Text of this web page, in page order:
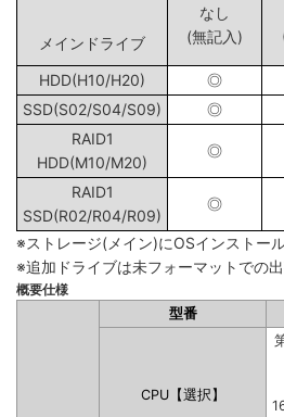
メインドライブ
なし
(無記入)
HDD(H10/H20) ◎
SSD(S02/S04/S09)
◎
RAID1
HDD(M10/M20)
◎
RAID1
SSD(R02/R04/R09)
◎
※ストレージ(メイン)にOSインストー
※追加ドライブは未フォーマットでの
概要仕様
型番
CPU【選択】